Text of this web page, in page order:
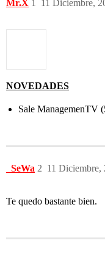
Mr.X 11 Diciembre,
1
NOVEDADES
Sale ManagemenTV
_SeWa 11 Diciembre,
2
Te quedo bastante bien.